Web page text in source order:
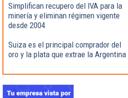
Simplifican recupero del IVA para la
minería y eliminan régimen vigente
desde 2004
Suiza es el principal comprador del
oro y la plata que extrae la Argentina